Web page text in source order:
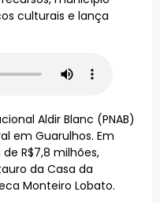
culturais e lança
Aldir Blanc (PNAB)
em Guarulhos. Em
R$7,8 milhões,
da Casa da
Monteiro Lobato.